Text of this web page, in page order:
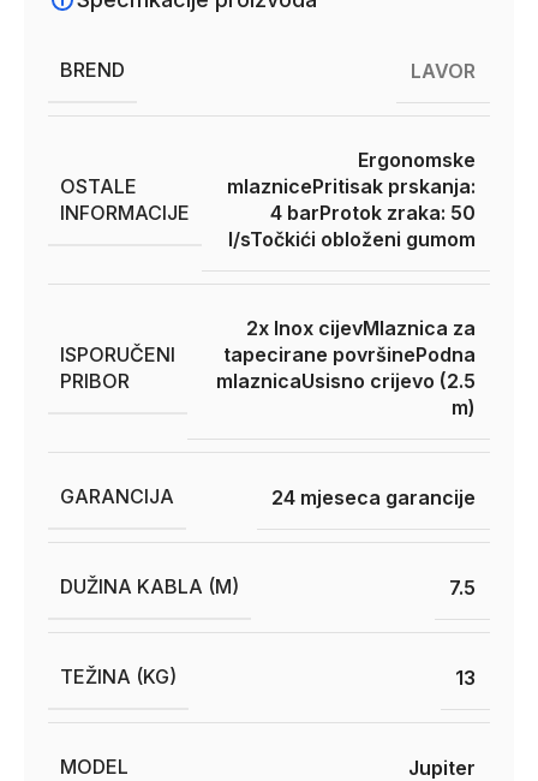
BREND LAVOR
OSTALE
INFORMACIJE
Ergonomske
mlaznicePritisak prskanja:
4 barProtok zraka: 50
l/sTočkići obloženi gumom
ISPORUČENI
PRIBOR
2x Inox cijevMlaznica za
tapecirane površinePodna
mlaznicaUsisno crijevo (2.5
m)
GARANCIJA 24 mjeseca garancije
DUŽINA KABLA (M) 7.5
TEŽINA (KG) 13
MODEL Jupiter